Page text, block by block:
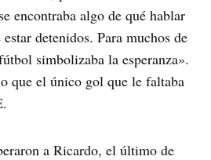
encontraba algo de qué hablar
detenidos. Para muchos de
simbolizaba la esperanza».
que el único gol que le faltaba
a Ricardo, el último de